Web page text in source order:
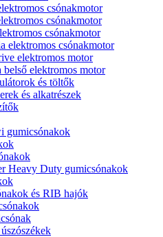
csónakmotor
csónakmotor
csónakmotor
elektromos csónakmotor
elektromos motor
belső elektromos motor
és töltők
és alkatrészek
gumicsónakok
Heavy Duty gumicsónakok
és RIB hajók